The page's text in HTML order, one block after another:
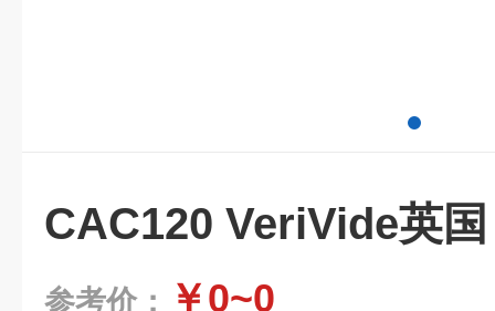
CAC120 VeriVide英
参考价： ￥0~0